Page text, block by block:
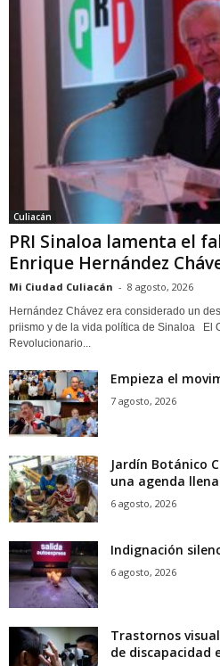
Culiacán
PRI Sinaloa lamenta el
Enrique Hernández
Mi Ciudad Culiacán - 8 agosto, 2026
Hernández Chávez era considerado un
priismo y de la vida política de Sinaloa El
Revolucionario...
Empieza el
7 agosto, 2026
Jardín Botánico
una agenda
6 agosto, 2026
Indignación
6 agosto, 2026
Trastornos
de discapacidad